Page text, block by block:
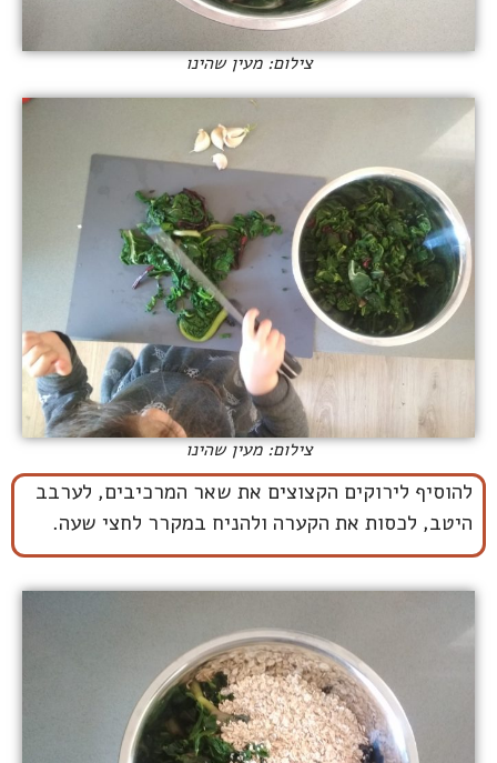
צילום: מעין שהינו
צילום: מעין שהינו
להוסיף לירוקים הקצוצים את שאר המרכיבים, לערבב
היטב, לכסות את הקערה ולהניח במקרר לחצי שעה.